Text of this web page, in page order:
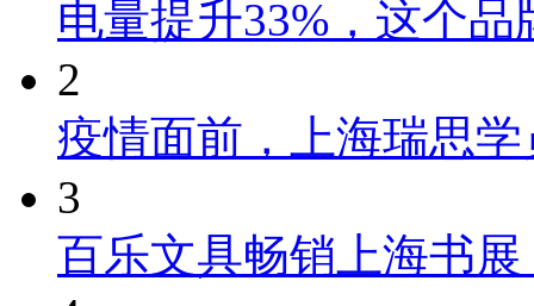
电量提升33%，这个
2
疫情面前，上海瑞思
3
百乐文具畅销上海书